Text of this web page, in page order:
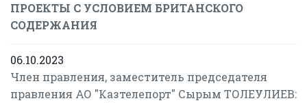
ПРОЕКТЫ С УСЛОВИЕМ БРИТАНСКОГО
СОДЕРЖАНИЯ
06.10.2023
Член правления, заместитель председателя
правления АО "Казтелепорт" Сырым ТОЛЕУЛИЕВ: